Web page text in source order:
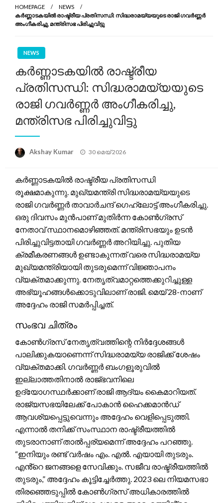
HOMEPAGE
NEWS
കർണ്ണാടകയിൽ രാഷ്ട്രീയ പ്രതിസന്ധി: സിദ്ധരാമയ്യയുടെ രാജി ഗവർണ്ണർ
അംഗീകരിച്ചു, മന്ത്രിസഭ പിരിച്ചുവിട്ടു
NEWS
കർണ്ണാടകയിൽ രാഷ്ട്രീയ
പ്രതിസന്ധി: സിദ്ധരാമയ്യയുടെ
രാജി ഗവർണ്ണർ അംഗീകരിച്ചു,
മന്ത്രിസഭ പിരിച്ചുവിട്ടു
Akshay Kumar
Posted
30 മെയ്‌ 2026
കർണ്ണാടകയിൽ രാഷ്ട്രീയ പ്രതിസന്ധി
രൂക്ഷമാകുന്നു. മുഖ്യമന്ത്രി സിദ്ധരാമയ്യയുടെ
രാജി ഗവർണ്ണർ താവാർചന്ദ് ഗെഹ്ലോട്ട് അംഗീകരിച്ചു.
ഒരു ദിവസം മുൻപാണ് മുതിർന്ന കോൺഗ്രസ്
നേതാവ് സ്ഥാനമൊഴിഞ്ഞത്. മന്ത്രിസഭയും ഉടൻ
പിരിച്ചുവിട്ടതായി ഗവർണ്ണർ അറിയിച്ചു. പുതിയ
ക്രമീകരണങ്ങൾ ഉണ്ടാകുന്നത് വരെ സിദ്ധരാമയ്യ
മുഖ്യമന്ത്രിയായി തുടരുമെന്ന് വിജ്ഞാപനം
വ്യക്തമാക്കുന്നു. നേതൃത്വമാറ്റത്തെക്കുറിച്ചുള്ള
അഭ്യൂഹങ്ങൾക്കൊടുവിലാണ് രാജി. മെയ് 28-നാണ്
അദ്ദേഹം രാജി സമർപ്പിച്ചത്.
സംഭവ ചിത്രം
കോൺഗ്രസ് നേതൃത്വത്തിന്റെ നിർദ്ദേശങ്ങൾ
പാലിക്കുകയാണെന്ന് സിദ്ധരാമയ്യ രാജിക്ക് ശേഷം
വ്യക്തമാക്കി. ഗവർണ്ണർ ബംഗളൂരുവിൽ
ഇല്ലാത്തതിനാൽ രാജ്ഭവനിലെ
ഉദ്യോഗസ്ഥർക്കാണ് രാജി ആദ്യം കൈമാറിയത്.
രാജ്യസഭയിലേക്ക് പോകാൻ ഹൈക്കമാൻഡ്
ആവശ്യപ്പെട്ടുവെന്നും അദ്ദേഹം വെളിപ്പെടുത്തി.
എന്നാൽ തനിക്ക് സംസ്ഥാന രാഷ്ട്രീയത്തിൽ
തുടരാനാണ് താൽപ്പര്യമെന്ന് അദ്ദേഹം പറഞ്ഞു.
“ഇനിയും രണ്ട് വർഷം എം. എൽ. എയായി തുടരും.
എൻ്റെ ജനങ്ങളെ സേവിക്കും. സജീവ രാഷ്ട്രീയത്തിൽ
തുടരും,” അദ്ദേഹം കൂട്ടിച്ചേർത്തു. 2023 ലെ നിയമസഭാ
തിരഞ്ഞെടുപ്പിൽ കോൺഗ്രസ് അധികാരത്തിൽ